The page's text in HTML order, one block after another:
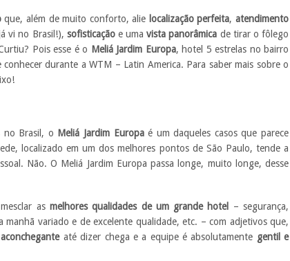
que, além de muito conforto, alie localização perfeita,atendimento
vi no Brasil!), sofisticaçãoe umavista panorâmica de tirar o fôlego
Pois esse é o Meliá Jardim Europa, hotel 5 estrelas no bairro
durante a WTM – Latin America. Para saber mais sobre o
no Brasil, o Meliá Jardim Europaé um daqueles casos que parece
localizado em um dos melhores pontos de São Paulo, tende a
Não. O Meliá Jardim Europa passa longe, muito longe, desse
as melhores qualidades de um grande hotel
– segurança,
variado e de excelente qualidade, etc. – com adjetivos que,
aconcheganteaté dizer chega e a equipe é absolutamente gentil e